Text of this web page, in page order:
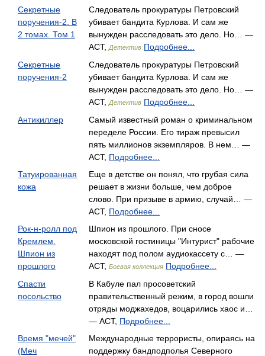
Секретные
поручения-2. В
2 томах. Том 1
Следователь прокуратуры Петровский
убивает бандита Курлова. И сам же
вынужден расследовать это дело. Но… —
АСТ, Детектив Подробнее...
Секретные
поручения-2
Следователь прокуратуры Петровский
убивает бандита Курлова. И сам же
вынужден расследовать это дело. Но… —
АСТ, Детектив Подробнее...
Антикиллер
Самый известный роман о криминальном
переделе России. Его тираж превысил
пять миллионов экземпляров. В нем… —
АСТ, Подробнее...
Татуированная
кожа
Еще в детстве он понял, что грубая сила
решает в жизни больше, чем доброе
слово. При призыве в армию, случай… —
АСТ, Подробнее...
Рок-н-ролл под
Кремлем.
Шпион из
прошлого
Шпион из прошлого. При сносе
московской гостиницы "Интурист" рабочие
находят под полом аудиокассету с… —
АСТ, Боевая коллекция Подробнее...
Спасти
посольство
В Кабуле пал просоветский
правительственный режим, в город вошли
отряды моджахедов, воцарились хаос и…
— АСТ, Подробнее...
Время "мечей"
(Меч
Международные террористы, опираясь на
поддержку бандподполья Северного